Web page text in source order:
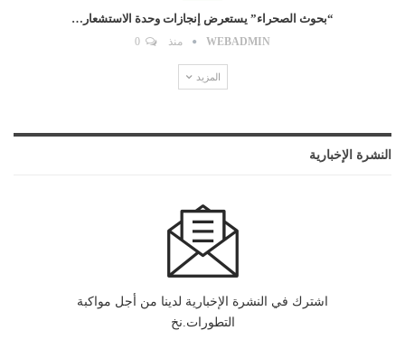
“بحوث الصحراء” يستعرض إنجازات وحدة الاستشعار…
WEBADMIN منذ
المزيد
النشرة الإخبارية
اشترك في النشرة الإخبارية لدينا من أجل مواكبة
التطورات.نخ